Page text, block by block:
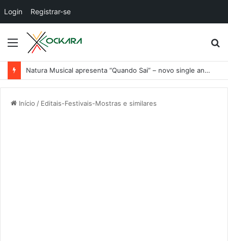
Login Registrar-se
Menu
Nuno Ramos no MACRS 4D
Início / Editais-Festivais-Mostras e similares